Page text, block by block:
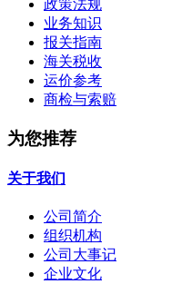
政策法规
业务知识
报关指南
海关税收
运价参考
商检与索赔
为您推荐
关于我们
公司简介
组织机构
公司大事记
企业文化